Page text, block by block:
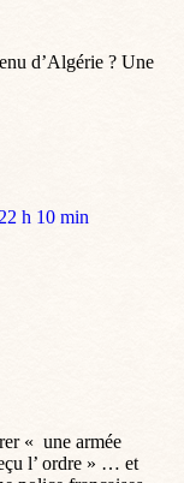
d’Algérie ? Une
h 10 min
« une armée
l’ ordre » … et